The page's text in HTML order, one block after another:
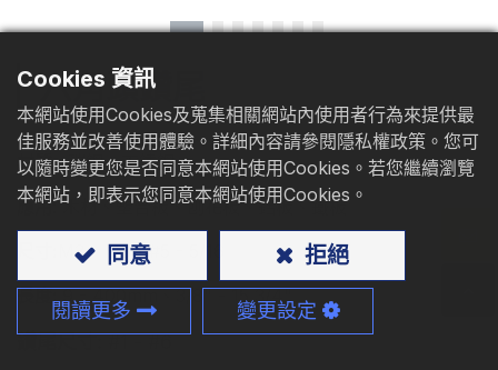
六角頭鑽尾
材質: 碳鋼、不鏽鋼
應用: 木材、塑合板、刨花板、鋁板、鐵板
M3 - M8、#5 - 5/16
長度:9 - 400mm、3/8" - 15 3/4"
鑽尾尺寸:#1 - #6
Cookies 資訊
本網站使用Cookies及蒐集相關網站內使用者行為來提供最
佳服務並改善使用體驗。詳細內容請參閱隱私權政策。您可
以隨時變更您是否同意本網站使用Cookies。若您繼續瀏覽
本網站，即表示您同意本網站使用Cookies。
同意 拒絕
閱讀更多 變更設定